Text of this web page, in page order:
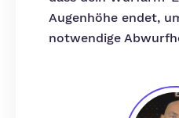
Augenhöhe endet,
notwendige